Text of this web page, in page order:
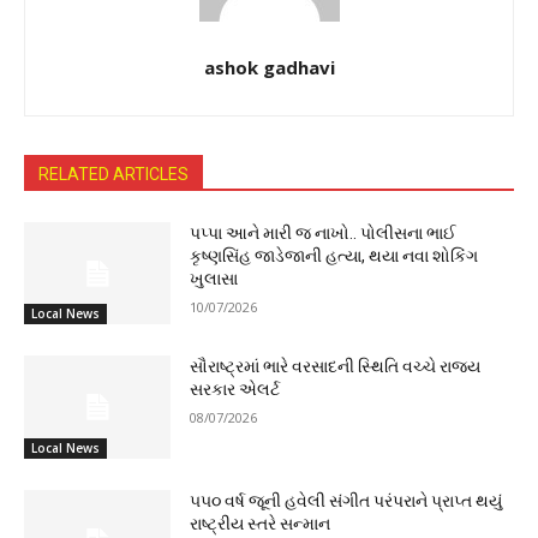
ashok gadhavi
RELATED ARTICLES
Local News
પપ્પા આને મારી જ નાખો.. પોલીસના ભાઈ
કૃષ્ણસિંહ જાડેજાની હત્યા, થયા નવા શોકિંગ
ખુલાસા
10/07/2026
Local News
સૌરાષ્ટ્રમાં ભારે વરસાદની સ્થિતિ વચ્ચે રાજ્ય
સરકાર એલર્ટ
08/07/2026
૫૫૦ વર્ષ જૂની હવેલી સંગીત પરંપરાને પ્રાપ્ત થયું
રાષ્ટ્રીય સ્તરે સન્માન